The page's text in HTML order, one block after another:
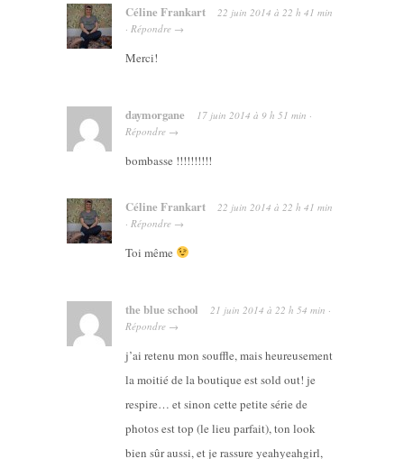
Céline Frankart 22 juin 2014 à 22 h 41 min
· Répondre →
Merci!
daymorgane 17 juin 2014 à 9 h 51 min ·
Répondre →
bombasse !!!!!!!!!!
Céline Frankart 22 juin 2014 à 22 h 41 min
· Répondre →
Toi même
the blue school 21 juin 2014 à 22 h 54 min ·
Répondre →
j’ai retenu mon souffle, mais heureusement
la moitié de la boutique est sold out! je
respire… et sinon cette petite série de
photos est top (le lieu parfait), ton look
bien sûr aussi, et je rassure yeahyeahgirl,